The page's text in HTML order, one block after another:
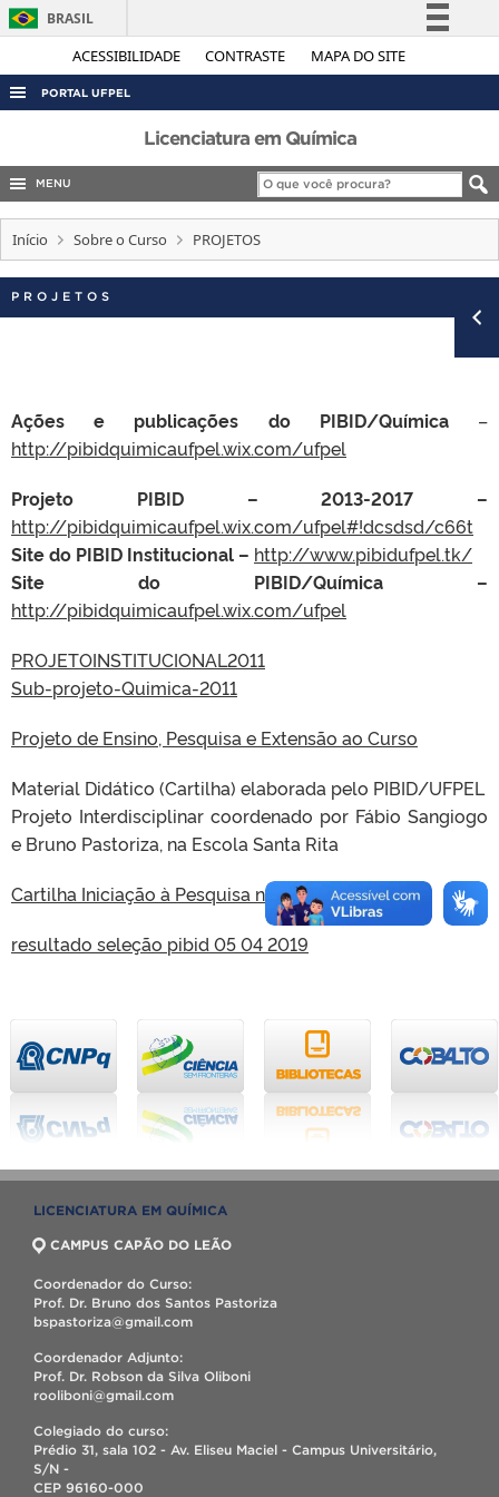
ACESSIBILIDADE CONTRASTE MAPA DO SITE
BRASIL
Simplifique!
Legislação
Canais
PORTAL UFPEL
ACESSO À INFORMAÇÃO
AUDITORIA
CONCURSOS
INTERNACIONAL
Licenciatura em Química
MENU
Início Sobre o Curso PROJETOS
PROJETOS
Ações e publicações do PIBID/Química–
http://pibidquimicaufpel.wix.com/ufpel
Projeto PIBID – 2013-2017 –
http://pibidquimicaufpel.wix.com/ufpel#!dcsdsd/c66t
Site do PIBID Institucional – http://www.pibidufpel.tk/
Site do PIBID/Química –
http://pibidquimicaufpel.wix.com/ufpel
PROJETOINSTITUCIONAL2011
Sub-projeto-Quimica-2011
Projeto de Ensino, Pesquisa e Extensão ao Curso
Material Didático (Cartilha) elaborada pelo PIBID/UFPEL
Projeto Interdisciplinar coordenado por Fábio Sangiogo
e Bruno Pastoriza, na Escola Santa Rita
Cartilha Iniciação à Pesquisa na Escola FIM
resultado seleção pibid 05 04 2019
LICENCIATURA EM QUÍMICA
CAMPUS CAPÃO DO LEÃO
Coordenador do Curso:
Prof. Dr. Bruno dos Santos Pastoriza
bspastoriza@gmail.com
Coordenador Adjunto:
Prof. Dr. Robson da Silva Oliboni
rooliboni@gmail.com
Colegiado do curso:
Prédio 31, sala 102 - Av. Eliseu Maciel - Campus Universitário,
S/N -
CEP 96160-000